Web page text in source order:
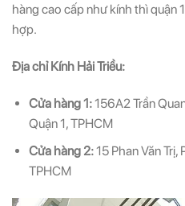
hàng cao cấp như kính thì quận
hợp.
Địa chỉ Kính Hải Triều:
Cửa hàng 1:156A2 Trần
Quận 1, TPHCM
Cửa hàng 2:15 Phan Văn Trị,
TPHCM